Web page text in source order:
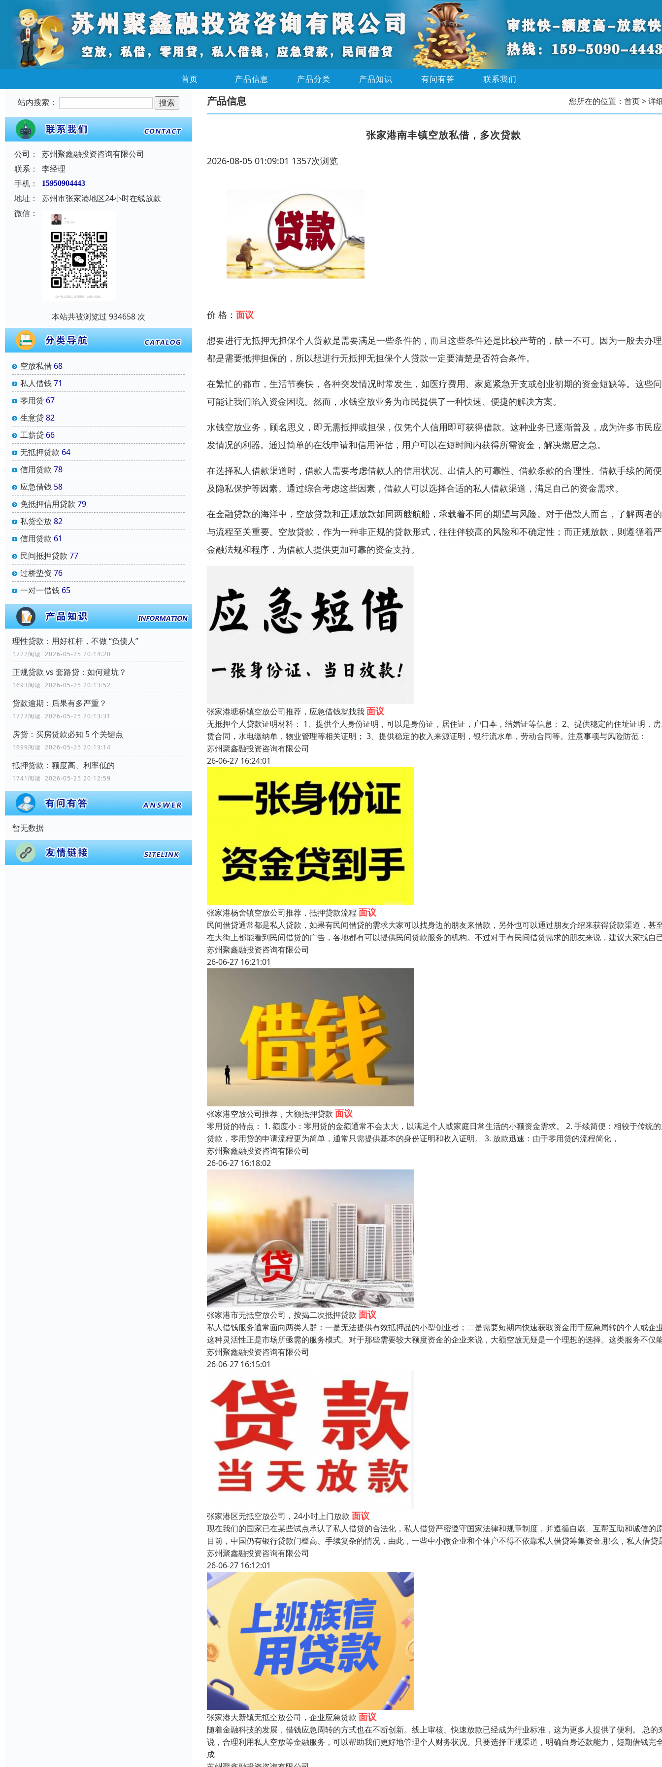
首页 产品信息 产品分类 产品知识 有问有答 联系我们
站内搜索：
公司：
苏州聚鑫融投资咨询有限公司
联系：
李经理
手机：
15950904443
地址：
苏州市张家港地区24小时在线放款
微信：
本站共被浏览过 934658 次
空放私借 68
私人借钱71
零用贷 67
生意贷82
工薪贷 66
无抵押贷款 64
信用贷款 78
应急借钱 58
免抵押信用贷款 79
私贷空放82
信用贷款 61
民间抵押贷款 77
过桥垫资 76
一对一借钱 65
理性贷款：用好杠杆，不做 “负债人”
1722阅读 2026-05-25 20:14:20
正规贷款 vs 套路贷：如何避坑？
1693阅读 2026-05-25 20:13:52
贷款逾期：后果有多严重？
1727阅读 2026-05-25 20:13:31
房贷：买房贷款必知 5 个关键点
1699阅读 2026-05-25 20:13:14
抵押贷款：额度高、利率低的
1741阅读 2026-05-25 20:12:59
暂无数据
产品信息 您所在的位置： 首页> 详
张家港南丰镇空放私借，多次贷款
2026-08-05 01:09:01 1357次浏览
价 格： 面议
想要进行无抵押无担保个人贷款是需要满足一些条件的，而且这些条件还是比较严苛的，缺一不可。因为一般去办
都是需要抵押担保的，所以想进行无抵押无担保个人贷款一定要清楚是否符合条件。
在繁忙的都市，生活节奏快，各种突发情况时常发生，如医疗费用、家庭紧急开支或创业初期的资金短缺等。这些
可能让我们陷入资金困境。然而，水钱空放业务为市民提供了一种快速、便捷的解决方案。
水钱空放业务，顾名思义，即无需抵押或担保，仅凭个人信用即可获得借款。这种业务已逐渐普及，成为许多市民
发情况的利器。通过简单的在线申请和信用评估，用户可以在短时间内获得所需资金，解决燃眉之急。
在选择私人借款渠道时，借款人需要考虑借款人的信用状况、出借人的可靠性、借款条款的合理性、借款手续的简
及隐私保护等因素。通过综合考虑这些因素，借款人可以选择合适的私人借款渠道，满足自己的资金需求。
在金融贷款的海洋中，空放贷款和正规放款如同两艘航船，承载着不同的期望与风险。对于借款人而言，了解两者
与流程至关重要。空放贷款，作为一种非正规的贷款形式，往往伴较高的风险和不确定性；而正规放款，则遵循着
金融法规和程序，为借款人提供更加可靠的资金支持。
张家港塘桥镇空放公司推荐，应急借钱就找我面议
无抵押个人贷款证明材料： 1、提供个人身份证明，可以是身份证，居住证，户口本，结婚证等信息； 2、提供稳定的住址证明，
赁合同，水电缴纳单，物业管理等相关证明； 3、提供稳定的收入来源证明，银行流水单，劳动合同等。注意事项与风险防范：
苏州聚鑫融投资咨询有限公司
26-06-27 16:24:01
张家港杨舍镇空放公司推荐，抵押贷款流程 面议
民间借贷通常都是私人贷款，如果有民间借贷的需求大家可以找身边的朋友来借款，另外也可以通过朋友介绍来获得贷款渠道，甚
在大街上都能看到民间借贷的广告，各地都有可以提供民间贷款服务的机构。不过对于有民间借贷需求的朋友来说，建议大家找自
苏州聚鑫融投资咨询有限公司
26-06-27 16:21:01
张家港空放公司推荐，大额抵押贷款 面议
零用贷的特点： 1. 额度小：零用贷的金额通常不会太大，以满足个人或家庭日常生活的小额资金需求。 2. 手续简便：相较于传统
贷款，零用贷的申请流程更为简单，通常只需提供基本的身份证明和收入证明。 3. 放款迅速：由于零用贷的流程简化，
苏州聚鑫融投资咨询有限公司
26-06-27 16:18:02
张家港市无抵空放公司，按揭二次抵押贷款 面议
私人借钱服务通常面向两类人群：一是无法提供有效抵押品的小型创业者；二是需要短期内快速获取资金用于应急周转的个人或企
这种灵活性正是市场所亟需的服务模式。对于那些需要较大额度资金的企业来说，大额空放无疑是一个理想的选择。这类服务不仅
苏州聚鑫融投资咨询有限公司
26-06-27 16:15:01
张家港区无抵空放公司，24小时上门放款 面议
现在我们的国家已在某些试点承认了私人借贷的合法化，私人借贷严密遵守国家法律和规章制度，并遵循自愿、互帮互助和诚信的
目前，中国仍有银行贷款门槛高、手续复杂的情况，由此，一些中小微企业和个体户不得不依靠私人借贷筹集资金.那么，私人借贷
苏州聚鑫融投资咨询有限公司
26-06-27 16:12:01
张家港大新镇无抵空放公司，企业应急贷款 面议
随着金融科技的发展，借钱应急周转的方式也在不断创新。线上审核、快速放款已经成为行业标准，这为更多人提供了便利。 总的
说，合理利用私人空放等金融服务，可以帮助我们更好地管理个人财务状况。只要选择正规渠道，明确自身还款能力，短期借钱完
成